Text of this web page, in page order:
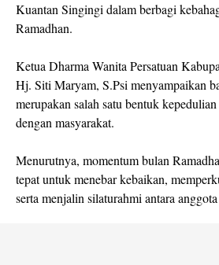
Kuantan Singingi dalam berbagi
Ramadhan.
Ketua Dharma Wanita Persatuan
Hj. Siti Maryam, S.Psi menyampaikan
merupakan salah satu bentuk
dengan masyarakat.
Menurutnya, momentum bulan
tepat untuk menebar kebaikan,
serta menjalin silaturahmi antara